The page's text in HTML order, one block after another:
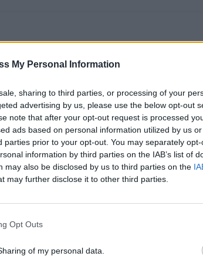
My Personal Information
sharing to third parties, or processing of your
advertising by us, please use the below opt-out
note that after your opt-out request is processed
ads based on personal information utilized by us
parties prior to your opt-out. You may separately
information by third parties on the IAB’s list of
may also be disclosed by us to third parties on the
may further disclose it to other third parties.
Opt Outs
of my personal data.
iš
12
Baltarusiškas trąšas
gabenusi bendrovė
pradėjo bylą prieš